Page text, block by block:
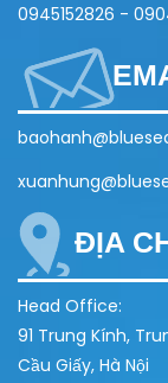
0945152826 -
ĐỊA
Head Office:
91 Trung Kính,
Cầu Giấy, Hà Nội